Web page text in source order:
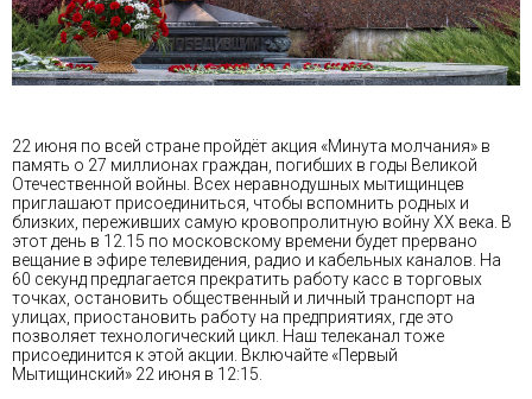
22 июня по всей стране пройдёт акция «Минута молчания» в
память о 27 миллионах граждан, погибших в годы Великой
Отечественной войны. Всех неравнодушных мытищинцев
приглашают присоединиться, чтобы вспомнить родных и
близких, переживших самую кровопролитную войну ХХ века. В
этот день в 12.15 по московскому времени будет прервано
вещание в эфире телевидения, радио и кабельных каналов. На
60 секунд предлагается прекратить работу касс в торговых
точках, остановить общественный и личный транспорт на
улицах, приостановить работу на предприятиях, где это
позволяет технологический цикл. Наш телеканал тоже
присоединится к этой акции. Включайте «Первый
Мытищинский» 22 июня в 12:15.